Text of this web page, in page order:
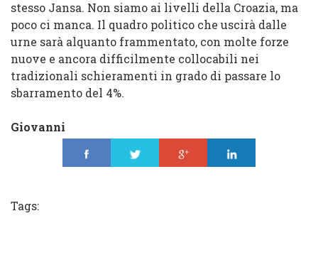
stesso Jansa. Non siamo ai livelli della Croazia, ma
poco ci manca. Il quadro politico che uscirà dalle
urne sarà alquanto frammentato, con molte forze
nuove e ancora difficilmente collocabili nei
tradizionali schieramenti in grado di passare lo
sbarramento del 4%.
Giovanni
Tags: